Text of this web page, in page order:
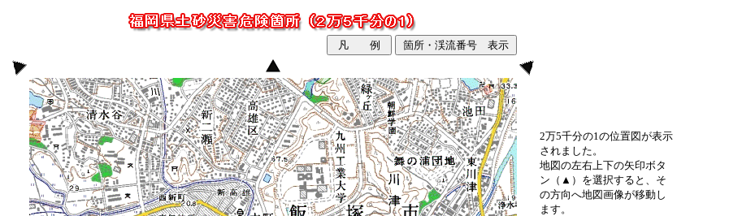
2万5千分の1の位置図が表示
されました。
地図の左右上下の矢印ボタ
ン（▲）を選択すると、そ
の方向へ地図画像が移動し
ます。